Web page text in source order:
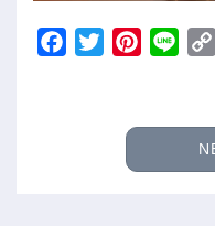
Facebook
TwitterPinterest
Line